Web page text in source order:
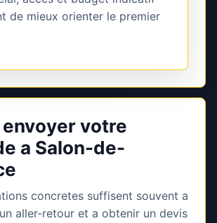
de mieux orienter le premier
votre
a Salon-de-
concretes suffisent souvent a
aller-retour et a obtenir un devis